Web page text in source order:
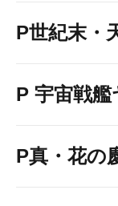
P世紀末・
P 宇宙戦
P真・花の